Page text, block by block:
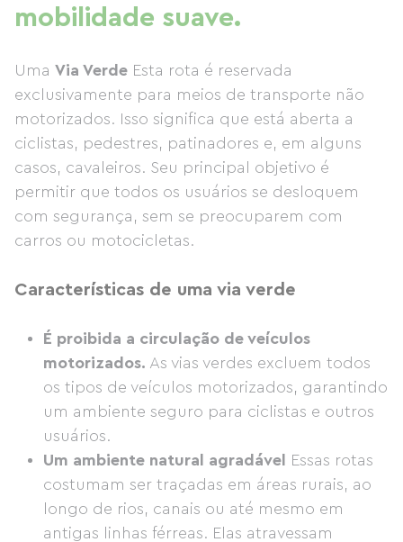
mobilidade suave.
Uma Via Verde Esta rota é reservada
exclusivamente para meios de transporte não
motorizados. Isso significa que está aberta a
ciclistas, pedestres, patinadores e, em alguns
casos, cavaleiros. Seu principal objetivo é
permitir que todos os usuários se desloquem
com segurança, sem se preocuparem com
carros ou motocicletas.
Características de uma via verde
É proibida a circulação de veículos
motorizados. As vias verdes excluem todos
os tipos de veículos motorizados, garantindo
um ambiente seguro para ciclistas e outros
usuários.
Um ambiente natural agradável
Essas rotas
costumam ser traçadas em áreas rurais, ao
longo de rios, canais ou até mesmo em
antigas linhas férreas. Elas atravessam